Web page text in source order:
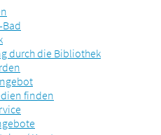
durch die Bibliothek
finden